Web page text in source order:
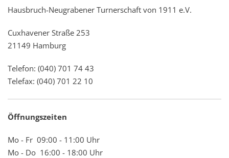
Hausbruch-Neugrabener Turnerschaft von 1911 e.V.
Cuxhavener Straße 253
21149 Hamburg
Telefon: (040) 701 74 43
Telefax: (040) 701 22 10
Öffnungszeiten
Mo - Fr 09:00 - 11:00 Uhr
Mo - Do 16:00 - 18:00 Uhr